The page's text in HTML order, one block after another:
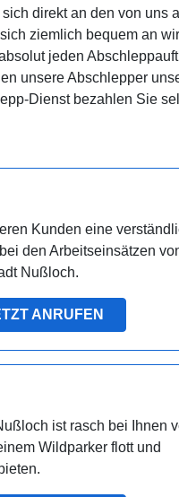
direkt an den von uns
ziemlich bequem an
jeden
unsere Abschlepper
Dienst bezahlen Sie
Kunden eine
den Arbeitseinsätzen
Nußloch.
ANRUFEN
ist rasch bei Ihnen
Wildparker flott und